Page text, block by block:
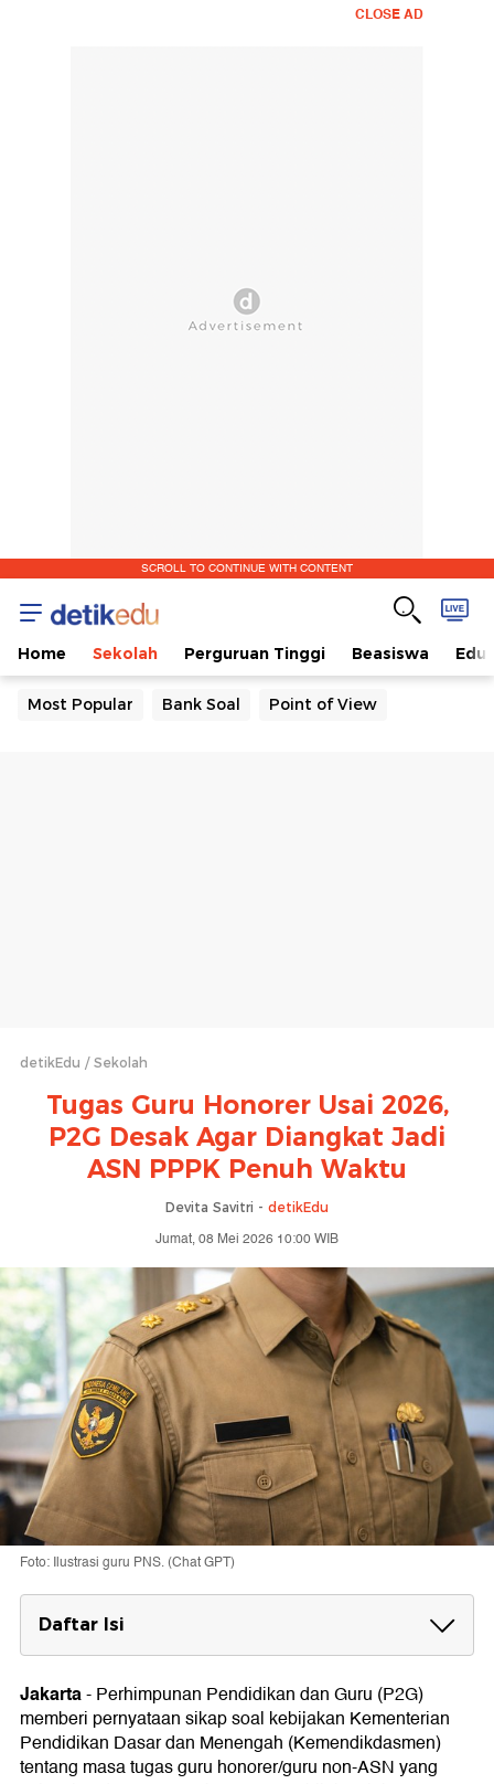
CLOSE AD
SCROLL TO CONTINUE WITH CONTENT
Home Sekolah Perguruan Tinggi Beasiswa
Most Popular Bank Soal Point of View
detikEdu Sekolah
Tugas Guru Honorer Usai 2026,
P2G Desak Agar Diangkat Jadi
ASN PPPK Penuh Waktu
Devita Savitri - detikEdu
Jumat, 08 Mei 2026 10:00 WIB
Foto: Ilustrasi guru PNS. (Chat GPT)
Daftar Isi
Keberadaan SE Mendikdasmen 7/2026
Sudah Tepat?
Peliknya Rekrutmen Guru PNS di Indonesia
Rekrutmen Guru PNS Harus Dibuka Lagi
Jakarta-Perhimpunan Pendidikan dan Guru (P2G)
memberi pernyataan sikap soal kebijakan Kementerian
Pendidikan Dasar dan Menengah (Kemendikdasmen)
tentang masa tugas guru honorer/guru non-ASN yang